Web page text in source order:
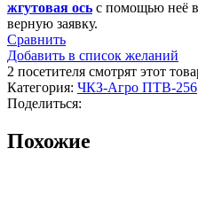
жгутовая ось с помощью неё
верную заявку.
Сравнить
Добавить в список желаний
2 посетителя смотрят этот
Категория: ЧКЗ-Агро ПТВ-256
Поделиться:
Похожие